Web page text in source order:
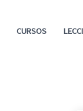
CURSOS